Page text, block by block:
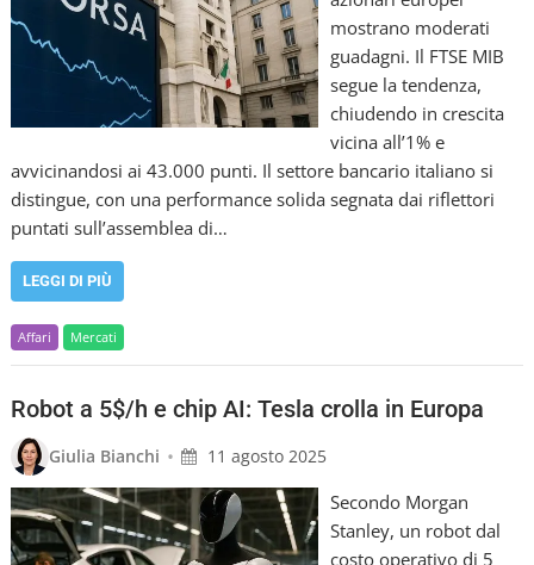
mostrano moderati
guadagni. Il FTSE MIB
segue la tendenza,
chiudendo in crescita
vicina all’1% e
avvicinandosi ai 43.000 punti. Il settore bancario italiano si
distingue, con una performance solida segnata dai riflettori
puntati sull’assemblea di…
LEGGI DI PIÙ
Affari Mercati
Robot a 5$/h e chip AI: Tesla crolla in Europa
Giulia Bianchi • 11 agosto 2025
Secondo Morgan
Stanley, un robot dal
costo operativo di 5